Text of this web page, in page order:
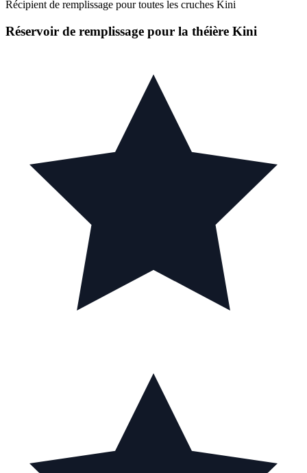
Récipient de remplissage pour toutes les cruches Kini
Réservoir de remplissage pour la théière Kini